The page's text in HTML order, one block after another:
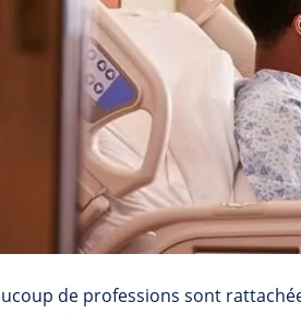
de professions sont